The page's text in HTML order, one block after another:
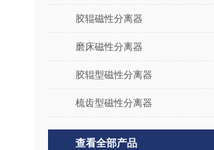
胶辊磁性分离器
磨床磁性分离器
胶辊型磁性分离器
梳齿型磁性分离器
查看全部产品